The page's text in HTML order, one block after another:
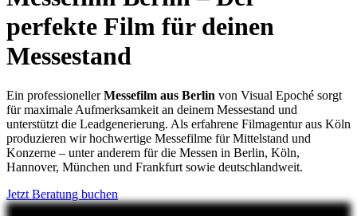
perfekte Film für deinen
Messestand
Ein professionellerMessefilm aus Berlin von Visual Epoché sorgt
für maximale Aufmerksamkeit an deinem Messestand und
unterstützt die Leadgenerierung. Als erfahrene Filmagentur aus Köln
produzieren wir hochwertige Messefilme für Mittelstand und
Konzerne – unter anderem für die Messen in Berlin, Köln,
Hannover, München und Frankfurt sowie deutschlandweit.
Jetzt Beratung buchen